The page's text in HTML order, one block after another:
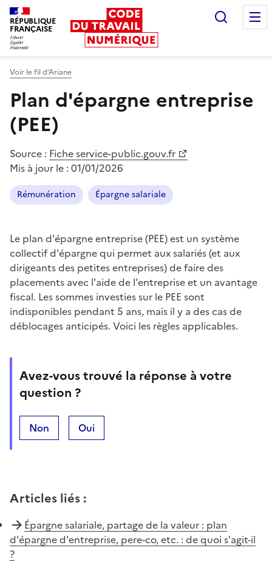
RÉPUBLIQUE
FRANÇAISE
Voir le fil d’Ariane
Plan d'épargne entreprise
(PEE)
Source : Fiche service-public.gouv.fr
Mis à jour le : 01/01/2026
Rémunération Épargne salariale
Le plan d'épargne entreprise (PEE) est un système
collectif d'épargne qui permet aux salariés (et aux
dirigeants des petites entreprises) de faire des
placements avec l'aide de l'entreprise et un avantage
fiscal. Les sommes investies sur le PEE sont
indisponibles pendant 5 ans, mais il y a des cas de
déblocages anticipés. Voici les règles applicables.
Avez-vous trouvé la réponse à votre
question ?
Non Oui
Articles liés :
Épargne salariale, partage de la valeur : plan
d'épargne d'entreprise, pere-co, etc. : de quoi s'agit-il
?